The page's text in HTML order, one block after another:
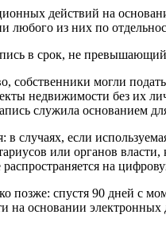
действий на
любого из них по
в срок, не
собственники могли
недвижимости без их
служила основанием
в случаях, если
или органов
на
позже: спустя 90 дней с
на основании